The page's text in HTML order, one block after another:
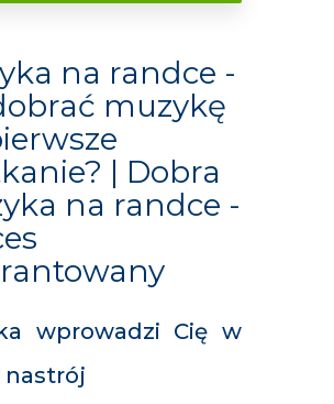
na randce -
muzykę
| Dobra
na randce -
wprowadzi Cię w
nastrój